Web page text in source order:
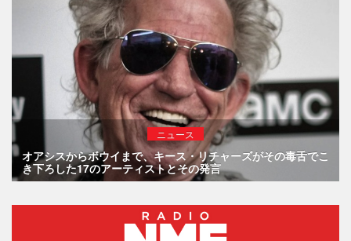
ニュース
オアシスからボウイまで、キース・リチャーズがその毒舌でこ
き下ろした17のアーティストとその発言